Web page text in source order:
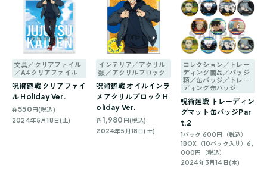
文具／クリアファイル
／A4クリアファイル
呪術廻戦 クリアファイ
ル Holiday Ver.
各550 円(税込)
2024年5月18日(土)
インテリア／アクリル
類／アクリルブロック
呪術廻戦 オイルインラ
メアクリルブロック H
oliday Ver.
各1,980 円(税込)
2024年5月18日(土)
コレクション／トレー
ディング商品／バッジ
類／缶バッジ／トレー
ディング缶バッジ
呪術廻戦 トレーディン
グマット缶バッジPar
t.2
1パック 600円（税込）
1BOX（10パック入り）6,
000円（税込）
2024年3月14日(木)